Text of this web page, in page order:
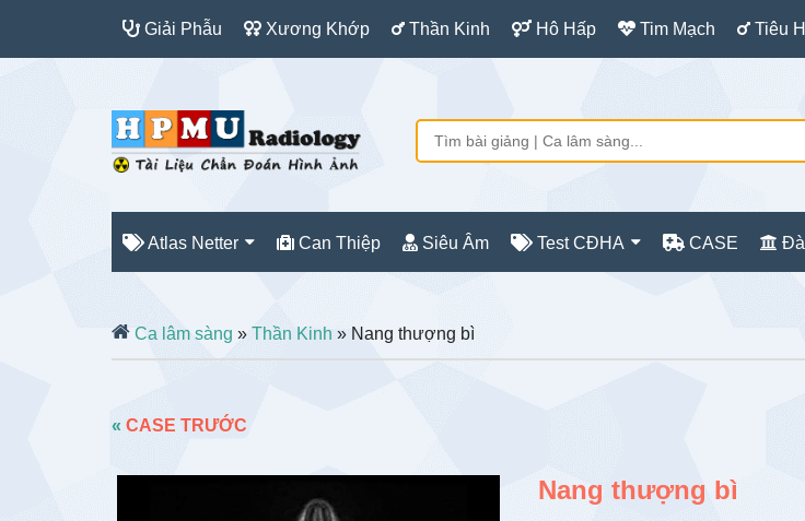
Giải Phẫu Xương Khớp Thần Kinh Hô Hấp Tim Mạch Tiêu
Atlas Netter Can Thiệp Siêu Âm Test CĐHA CASE
Ca lâm sàng » Thần Kinh » Nang thượng bì
« CASE TRƯỚC
Nang thượng bì